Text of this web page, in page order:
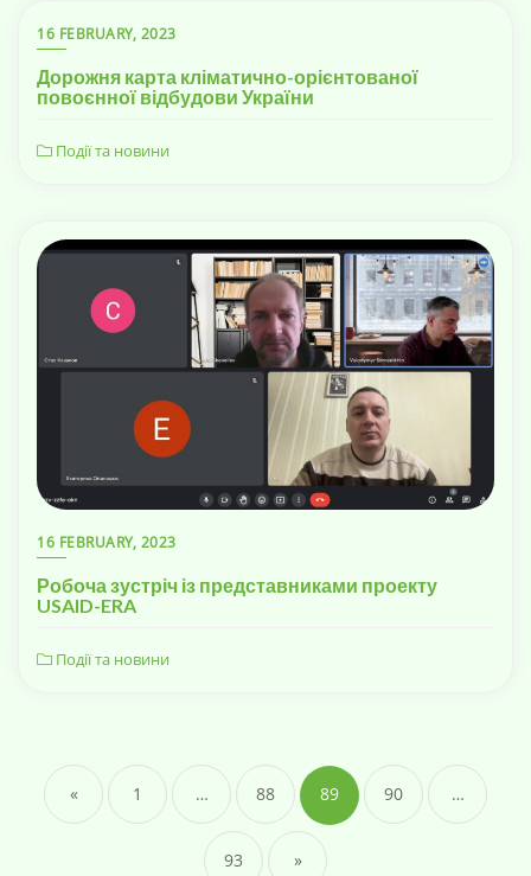
16 FEBRUARY, 2023
Дорожня карта кліматично-орієнтованої
повоєнної відбудови України
Події та новини
16 FEBRUARY, 2023
Робоча зустріч із представниками проекту
USAID-ERA
Події та новини
« 1 … 88 89 90 …
93 »